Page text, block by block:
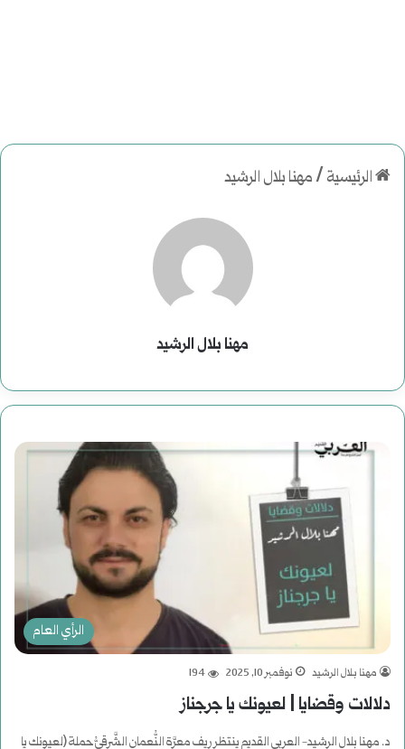
الرئيسية /مهنا بلال الرشيد
مهنا بلال الرشيد
الرأي العام
مهنا بلال الرشيد نوفمبر 10, 2025 194
دلالات وقضايا | لعيونك يا جرجناز
د. مهنا بلال الرشيد- العربي القديم ينتظر ريف معرَّة النُّعمان الشَّرقيُّ حملة (لعيونك يا